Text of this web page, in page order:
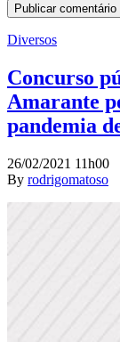
Diversos
Concurso
Amarante
pandemia
26/02/2021 11h00
By rodrigomatoso